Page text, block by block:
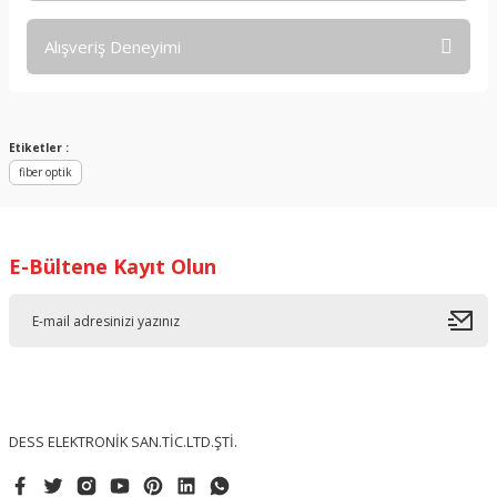
Bu ürünün fiyat bilgisi, resim, ürün açıklamalarında ve diğer
konularda yetersiz gördüğünüz noktaları öneri formunu
kullanarak tarafımıza iletebilirsiniz.
Ürün resmi kalitesiz, bozuk veya görüntülenemiyor.
Ürün açıklamasında eksik bilgiler bulunuyor.
Bu ürüne benzer farklı alternatifler olmalı.
Alışveriş Deneyimi
Etiketler :
fiber optik
E-Bültene Kayıt Olun
DESS ELEKTRONİK SAN.TİC.LTD.ŞTİ.